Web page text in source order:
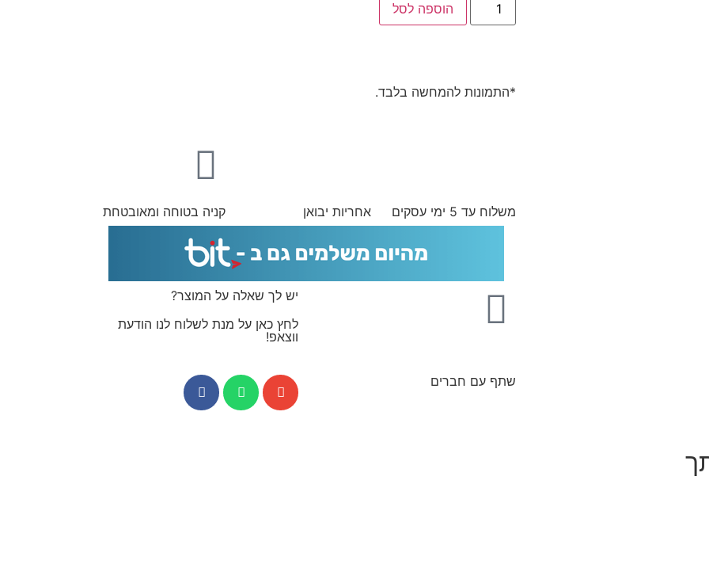
הוספה לסל
*התמונות להמחשה בלבד.
משלוח עד 5 ימי עסקים אחריות יבואן קניה בטוחה ומאובטחת
יש לך שאלה על המוצר?
לחץ כאן על מנת לשלוח לנו הודעת
ווצאפ!
שתף עם חברים